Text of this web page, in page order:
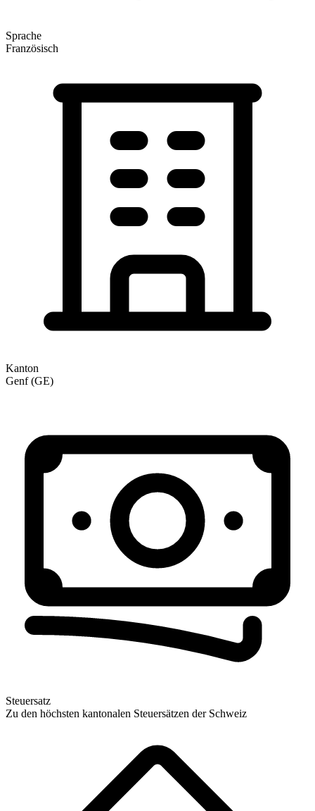
Sprache
Französisch
Kanton
Genf (GE)
Steuersatz
Zu den höchsten kantonalen Steuersätzen der Schweiz